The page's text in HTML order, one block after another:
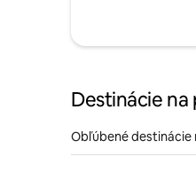
Destinácie
Obľúbené destinácie